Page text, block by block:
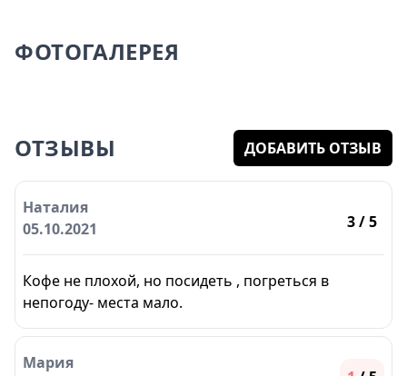
ФОТОГАЛЕРЕЯ
ОТЗЫВЫ ДОБАВИТЬ ОТЗЫВ
Наталия
05.10.2021
3/ 5
Кофе не плохой, но посидеть , погреться в
непогоду- места мало.
Мария